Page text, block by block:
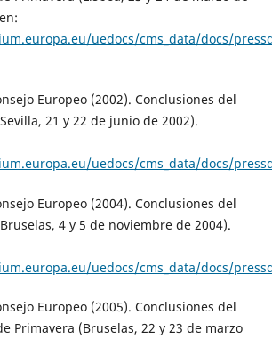
uedocs/cms_data/docs/
Europeo (2002). Conclusiones del
21 y 22 de junio de 2002).
uedocs/cms_data/docs/
Europeo (2004). Conclusiones del
4 y 5 de noviembre de 2004).
uedocs/cms_data/docs/
Europeo (2005). Conclusiones del
Primavera (Bruselas, 22 y 23 de marzo